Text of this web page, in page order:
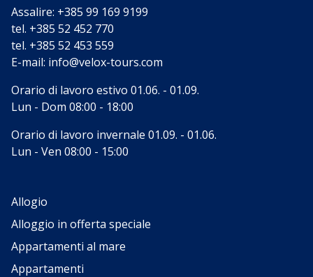
Assalire: +385 99 169 9199
tel. +385 52 452 770
tel. +385 52 453 559
E-mail: info@velox-tours.com
Orario di lavoro estivo 01.06. - 01.09.
Lun - Dom 08:00 - 18:00
Orario di lavoro invernale 01.09. - 01.06.
Lun - Ven 08:00 - 15:00
Allogio
Alloggio in offerta speciale
Appartamenti al mare
Appartamenti